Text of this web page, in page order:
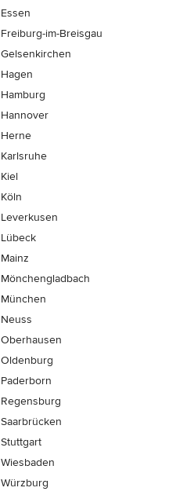
Essen
Freiburg-im-Breisgau
Gelsenkirchen
Hagen
Hamburg
Hannover
Herne
Karlsruhe
Kiel
Köln
Leverkusen
Lübeck
Mainz
Mönchen­gladbach
München
Neuss
Oberhausen
Oldenburg
Paderborn
Regensburg
Saarbrücken
Stuttgart
Wiesbaden
Würzburg